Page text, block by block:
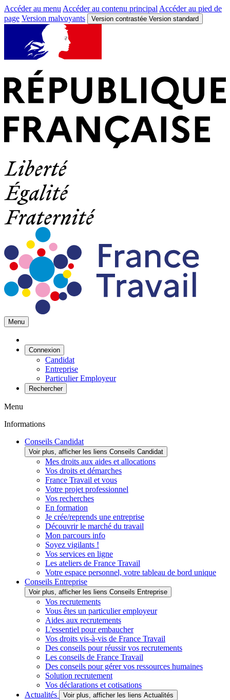
Accéder au menu Accéder au contenu principal Accéder au pied de
page Version malvoyants Version contrastée Version standard
Menu
Connexion
Candidat
Entreprise
Particulier Employeur
Rechercher
Menu
Informations
Conseils Candidat
Voir plus, afficher les liens Conseils Candidat
Mes droits aux aides et allocations
Vos droits et démarches
France Travail et vous
Votre projet professionnel
Vos recherches
En formation
Je crée/reprends une entreprise
Découvrir le marché du travail
Mon parcours info
Soyez vigilants !
Vos services en ligne
Les ateliers de France Travail
Votre espace personnel, votre tableau de bord unique
Conseils Entreprise
Voir plus, afficher les liens Conseils Entreprise
Vos recrutements
Vous êtes un particulier employeur
Aides aux recrutements
L'essentiel pour embaucher
Vos droits vis-à-vis de France Travail
Des conseils pour réussir vos recrutements
Les conseils de France Travail
Des conseils pour gérer vos ressources humaines
Solution recrutement
Vos déclarations et cotisations
Actualités
Voir plus, afficher les liens Actualités